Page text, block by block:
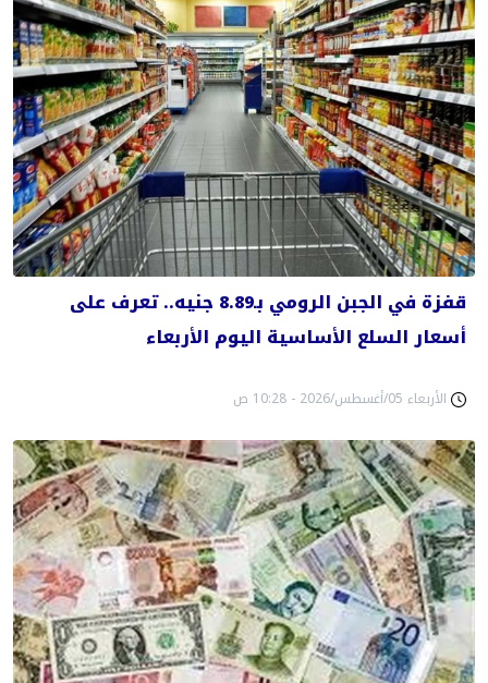
قفزة في الجبن الرومي بـ8.89 جنيه.. تعرف على
أسعار السلع الأساسية اليوم الأربعاء
الأربعاء 05/أغسطس/2026 - 10:28 ص